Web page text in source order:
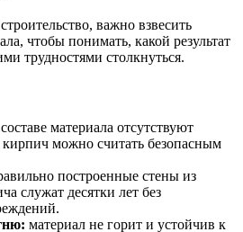
важно взвесить
чтобы понимать, какой результат
трудностями столкнуться.
материала отсутствуют
можно считать безопасным
построенные стены из
служат десятки лет без
материал не горит и устойчив к